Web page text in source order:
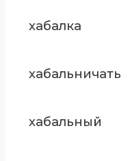
хабалка
хабальничать
хабальный